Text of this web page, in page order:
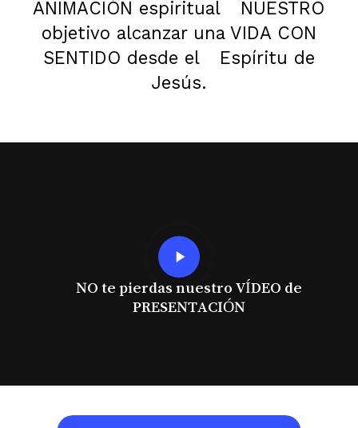
ANIMACIÓN espiritual
NUESTRO
objetivo alcanzar una VIDA CON
SENTIDO desde el
Espíritu de
Jesús.
Play
Video
NO te pierdas nuestro VÍDEO de
PRESENTACIÓN